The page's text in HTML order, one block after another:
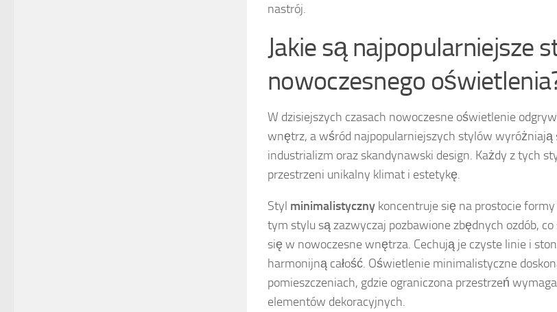
nastrój.
Jakie są najpopularniejsze
nowoczesnego
W dzisiejszych czasach nowoczesne oświetlenie
wnętrz, a wśród najpopularniejszych stylów wyróżniają
industrializm oraz skandynawski design. Każdy z tych
przestrzeni unikalny klimat i estetykę.
Styl minimalistyczny koncentruje się na prostocie
tym stylu są zazwyczaj pozbawione zbędnych ozdób,
się w nowoczesne wnętrza. Cechują je czyste linie i
harmonijną całość. Oświetlenie minimalistyczne
pomieszczeniach, gdzie ograniczona przestrzeń
elementów dekoracyjnych.